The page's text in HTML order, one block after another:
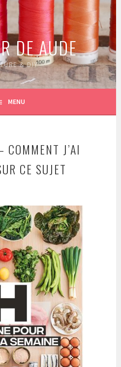
DE AUDE
& DIY
MENU
COMMENT J’AI
CE SUJET